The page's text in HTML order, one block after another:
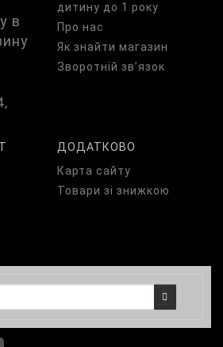
в
дитину до 1 року
Про нас
Як знайти магазин
Зворотній зв’язок
ДОДАТКОВО
Карта сайту
Товари зі знижкою